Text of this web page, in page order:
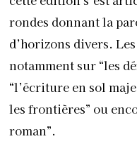
rondes donnant la
d’horizons divers.
notamment sur “les
“l’écriture en sol
les frontières” ou
roman”.